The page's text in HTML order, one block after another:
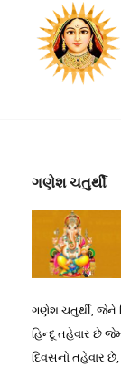
ગણેશ ચતુર્થી
ગણેશ ચતુર્થી, જેને
હિન્દૂ તહેવાર છે
દિવસનો તહેવાર